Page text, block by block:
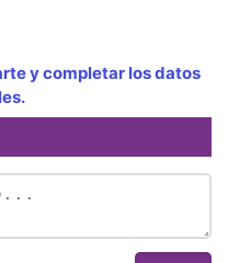
y completar los datos